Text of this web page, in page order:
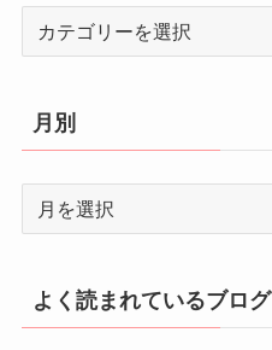
リ
ー
月別
よく読まれているブログ